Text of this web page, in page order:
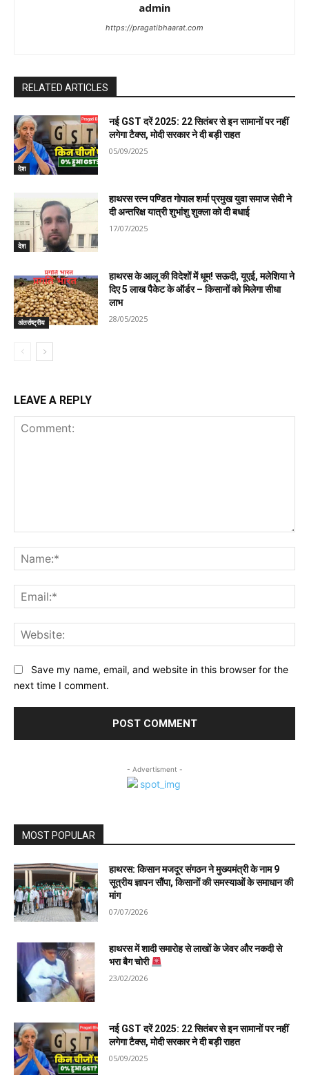
admin
https://pragatibhaarat.com
RELATED ARTICLES
देश
नई GST दरें 2025: 22 सितंबर से इन सामानों पर नहीं
लगेगा टैक्स, मोदी सरकार ने दी बड़ी राहत
05/09/2025
देश
हाथरस रत्न पण्डित गोपाल शर्मा प्रमुख युवा समाज सेवी ने
दी अन्तरिक्ष यात्री शुभांशु शुक्ला को दी बधाई
17/07/2025
अंतर्राष्ट्रीय
हाथरस के आलू की विदेशों में धूम! सऊदी, यूएई, मलेशिया ने
दिए 5 लाख पैकेट के ऑर्डर – किसानों को मिलेगा सीधा
लाभ
28/05/2025
LEAVE A REPLY
Save my name, email, and website in this browser for the
next time I comment.
- Advertisment -
MOST POPULAR
हाथरस: किसान मजदूर संगठन ने मुख्यमंत्री के नाम 9
सूत्रीय ज्ञापन सौंपा, किसानों की समस्याओं के समाधान की
मांग
07/07/2026
हाथरस में शादी समारोह से लाखों के जेवर और नकदी से
भरा बैग चोरी
23/02/2026
नई GST दरें 2025: 22 सितंबर से इन सामानों पर नहीं
लगेगा टैक्स, मोदी सरकार ने दी बड़ी राहत
05/09/2025